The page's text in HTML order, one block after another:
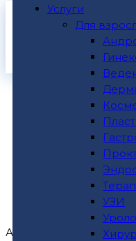
Услуги
Для
УЗИ
Главная
НАШИ
Адрес: г. Ставрополь,